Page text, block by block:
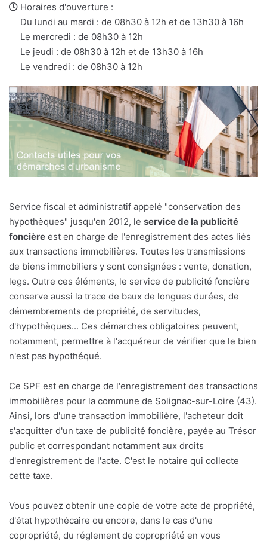
mail
Horaires d'ouverture :
Du lundi au mardi : de 08h30 à 12h et de 13h30 à 16h
Le mercredi : de 08h30 à 12h
Le jeudi : de 08h30 à 12h et de 13h30 à 16h
Le vendredi : de 08h30 à 12h
Service fiscal et administratif appelé "conservation des
hypothèques" jusqu'en 2012, le service de la publicité
foncière est en charge de l'enregistrement des actes liés
aux transactions immobilières. Toutes les transmissions
de biens immobiliers y sont consignées : vente, donation,
legs. Outre ces éléments, le service de publicité foncière
conserve aussi la trace de baux de longues durées, de
démembrements de propriété, de servitudes,
d'hypothèques... Ces démarches obligatoires peuvent,
notamment, permettre à l'acquéreur de vérifier que le bien
n'est pas hypothéqué.
Ce SPF est en charge de l'enregistrement des transactions
immobilières pour la commune de Solignac-sur-Loire (43).
Ainsi, lors d'une transaction immobilière, l'acheteur doit
s'acquitter d'un taxe de publicité foncière, payée au Trésor
public et correspondant notamment aux droits
d'enregistrement de l'acte. C'est le notaire qui collecte
cette taxe.
Vous pouvez obtenir une copie de votre acte de propriété,
d'état hypothécaire ou encore, dans le cas d'une
copropriété, du réglement de copropriété en vous